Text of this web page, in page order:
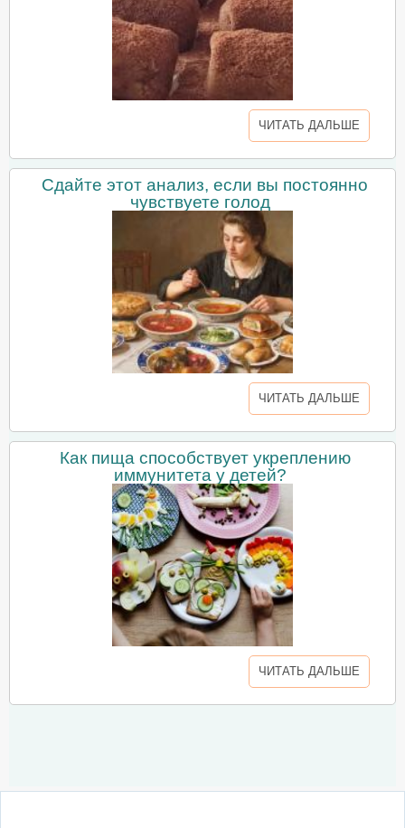
ЧИТАТЬ ДАЛЬШЕ
Сдайте этот анализ, если вы постоянно
чувствуете голод
ЧИТАТЬ ДАЛЬШЕ
Как пища способствует укреплению
иммунитета у детей?
ЧИТАТЬ ДАЛЬШЕ